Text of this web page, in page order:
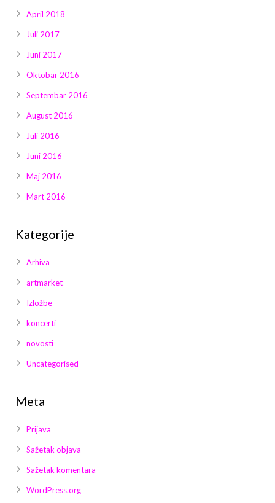
April 2018
Juli 2017
Juni 2017
Oktobar 2016
Septembar 2016
August 2016
Juli 2016
Juni 2016
Maj 2016
Mart 2016
Kategorije
Arhiva
artmarket
Izložbe
koncerti
novosti
Uncategorised
Meta
Prijava
Sažetak objava
Sažetak komentara
WordPress.org